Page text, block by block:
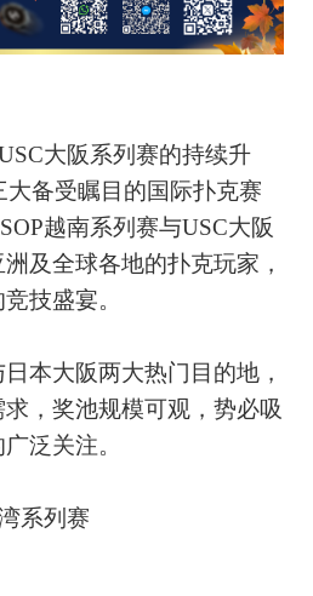
大阪系列赛的持续升
大备受瞩目的国际扑克赛
越南系列赛与USC大阪
及全球各地的扑克玩家，
技盛宴。
本大阪两大热门目的地，
，奖池规模可观，势必吸
泛关注。
系列赛